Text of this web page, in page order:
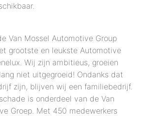
Van Mossel Automotive Group
grootste en leukste Automotive
Wij zijn ambitieus, groeien
niet uitgegroeid! Ondanks dat
zijn, blijven wij een familiebedrijf.
is onderdeel van de Van
Groep. Met 450 medewerkers